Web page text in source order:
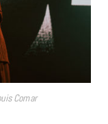
Comar